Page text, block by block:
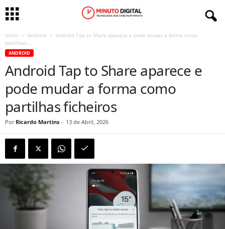
Início Android
Android Tap to Share aparece e pode mudar a forma como
partilhas...
ANDROID
Android Tap to Share aparece e
pode mudar a forma como
partilhas ficheiros
Por Ricardo Martins - 13 de Abril, 2026